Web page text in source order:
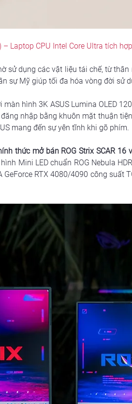
– Laptop CPU Intel Core Ultra tích
sử dụng các vật liệu tái chế, từ
sự Mỹ giúp tối đa hóa vòng đời sử
hình 3K ASUS Lumina OLED
nhập bằng khuôn mặt thuận
mang đến sự yên tĩnh khi gõ phím.
thức mở bán ROG Strix SCAR 16
Mini LED chuẩn ROG Nebula
GeForce RTX 4080/4090 công